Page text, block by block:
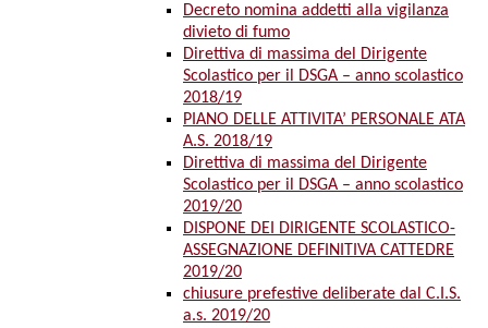
Decreto nomina addetti alla vigilanza
divieto di fumo
Direttiva di massima del Dirigente
Scolastico per il DSGA – anno scolastico
2018/19
PIANO DELLE ATTIVITA’ PERSONALE ATA
A.S. 2018/19
Direttiva di massima del Dirigente
Scolastico per il DSGA – anno scolastico
2019/20
DISPONE DEI DIRIGENTE SCOLASTICO-
ASSEGNAZIONE DEFINITIVA CATTEDRE
2019/20
chiusure prefestive deliberate dal C.I.S.
a.s. 2019/20